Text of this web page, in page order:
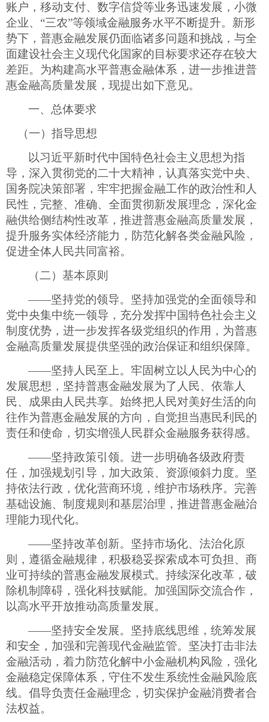
账户，移动支付、数字信贷等业务迅速发展，小微
企业、 “三农”等领域金融服务水平不断提升。新形
势下，普惠金融发展仍面临诸多问题和挑战，与全
面建设社会主义现代化国家的目标要求还存在较大
差距。为构建高水平普惠金融体系，进一步推进普
惠金融高质量发展，现提出如下意见。
一、总体要求
（一）指导思想
以习近平新时代中国特色社会主义思想为指
导，深入贯彻党的二十大精神，认真落实党中央、
国务院决策部署，牢牢把握金融工作的政治性和人
民性，完整、准确、全面贯彻新发展理念，深化金
融供给侧结构性改革，推进普惠金融高质量发展，
提升服务实体经济能力，防范化解各类金融风险，
促进全体人民共同富裕。
（二）基本原则
——坚持党的领导。坚持加强党的全面领导和
党中央集中统一领导，充分发挥中国特色社会主义
制度优势，进一步发挥各级党组织的作用，为普惠
金融高质量发展提供坚强的政治保证和组织保障。
——坚持人民至上。牢固树立以人民为中心的
发展思想，坚持普惠金融发展为了人民、依靠人
民、成果由人民共享。始终把人民对美好生活的向
往作为普惠金融发展的方向，自觉担当惠民利民的
责任和使命，切实增强人民群众金融服务获得感。
——坚持政策引领。进一步明确各级政府责
任，加强规划引导，加大政策、资源倾斜力度。坚
持依法行政，优化营商环境，维护市场秩序。完善
基础设施、制度规则和基层治理，推进普惠金融治
理能力现代化。
——坚持改革创新。坚持市场化、法治化原
则，遵循金融规律，积极稳妥探索成本可负担、商
业可持续的普惠金融发展模式。持续深化改革，破
除机制障碍，强化科技赋能。加强国际交流合作，
以高水平开放推动高质量发展。
——坚持安全发展。坚持底线思维，统筹发展
和安全，加强和完善现代金融监管。坚决打击非法
金融活动，着力防范化解中小金融机构风险，强化
金融稳定保障体系，守住不发生系统性金融风险底
线。倡导负责任金融理念，切实保护金融消费者合
法权益。